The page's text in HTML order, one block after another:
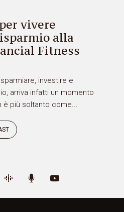
vivere
alla
Fitness
investire e
arriva infatti un momento
più soltanto come...